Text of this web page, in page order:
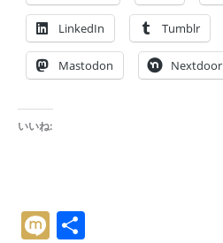
LinkedIn Tumblr
Mastodon Nextdoor
いいね:
M